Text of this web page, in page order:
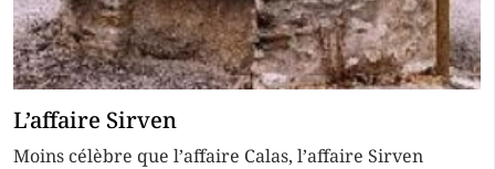
L’affaire Sirven
Moins célèbre que l’affaire Calas, l’affaire Sirven